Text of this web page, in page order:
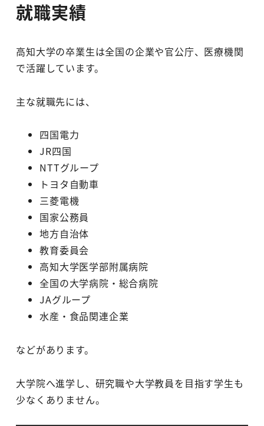
就職実績
高知大学の卒業生は全国の企業や官公庁、医療機関
で活躍しています。
主な就職先には、
四国電力
JR四国
NTTグループ
トヨタ自動車
三菱電機
国家公務員
地方自治体
教育委員会
高知大学医学部附属病院
全国の大学病院・総合病院
JAグループ
水産・食品関連企業
などがあります。
大学院へ進学し、研究職や大学教員を目指す学生も
少なくありません。